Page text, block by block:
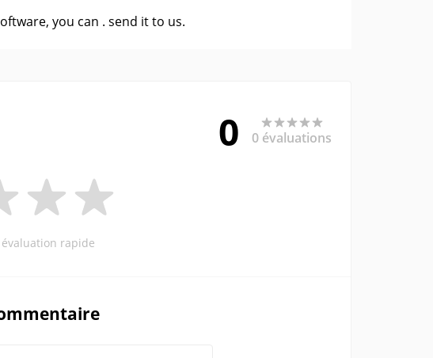
you can . send it to us.
0 0 évaluations
rapide